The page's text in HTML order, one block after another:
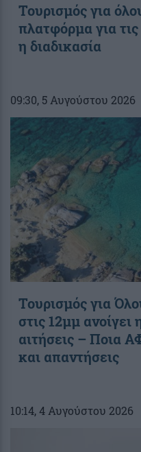
Τουρισμός για
πλατφόρμα για
η διαδικασία
09:30, 5 Αυγούστου 2026
Τουρισμός για
στις 12μμ
αιτήσεις – Ποια
και απαντήσεις
10:14, 4 Αυγούστου 2026